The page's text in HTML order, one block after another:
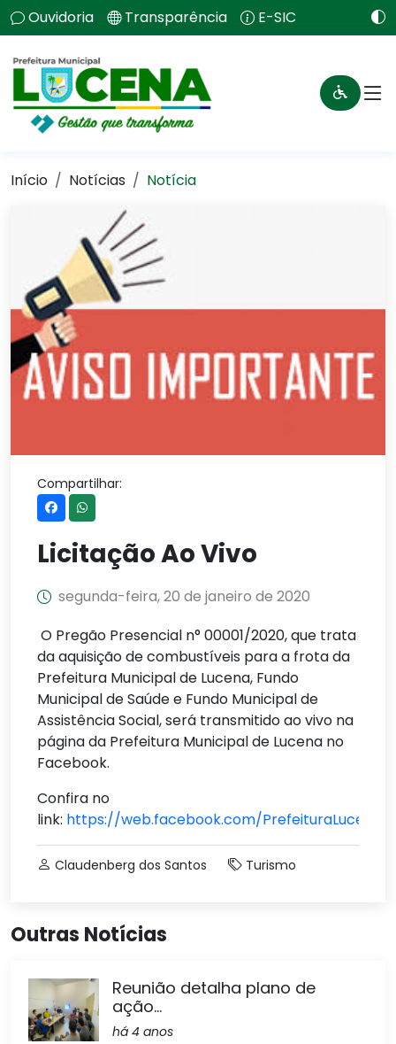
Ouvidoria Transparência E-SIC
Início Notícias Notícia
Compartilhar:
Licitação Ao Vivo
segunda-feira, 20 de janeiro de 2020
O Pregão Presencial n° 00001/2020, que trata
da aquisição de combustíveis para a frota da
Prefeitura Municipal de Lucena, Fundo
Municipal de Saúde e Fundo Municipal de
Assistência Social, será transmitido ao vivo na
página da Prefeitura Municipal de Lucena no
Facebook.
Confira no
link: https://web.facebook.com/
Claudenberg dos Santos Turismo
Outras Notícias
Reunião detalha plano de
ação...
há 4 anos